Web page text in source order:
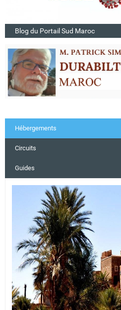
Blog du Portail Sud Maroc
Hébergements
Circuits
Guides